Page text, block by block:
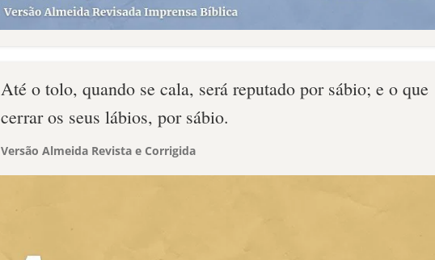
Até o tolo, quando se cala, será reputado por sábio; e o que
cerrar os seus lábios, por sábio.
Versão Almeida Revista e Corrigida